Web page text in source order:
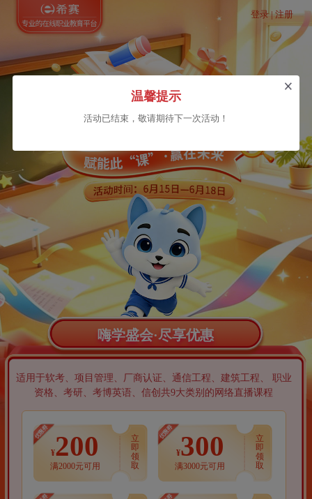
登录 | 注册
嗨学盛会·尽享优惠
适用于软考、项目管理、厂商认证、通信工程、建筑工程、 职业
资格、考研、考博英语、信创共9大类别的网络直播课程
¥200
满2000元可用
立
即
领
取
¥300
满3000元可用
立
即
领
取
温馨提示
活动已结束，敬请期待下一次活动！